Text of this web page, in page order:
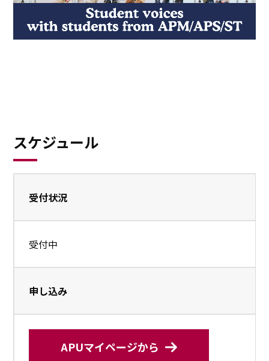
スケジュール
受付状況
受付中
申し込み
APUマイページから